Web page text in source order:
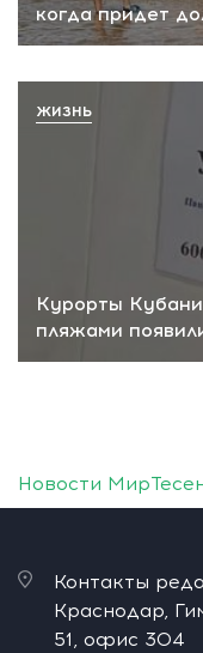
когда придет
Курорты Кубани
пляжами
ЖИЗНЬ
Новости
Контакты
Краснодар,
51, офис 304